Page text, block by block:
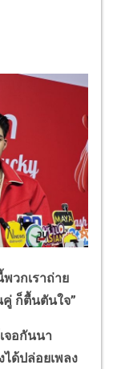
กเราถ่าย
ก็ตื้นตันใจ”
อกันนา
ด้ปล่อยเพลง